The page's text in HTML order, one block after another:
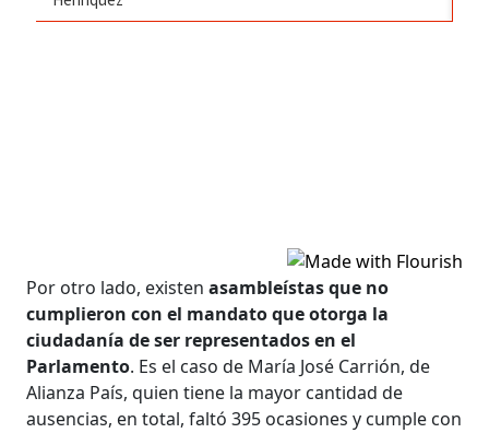
Por otro lado, existen asambleístas que no
cumplieron con el mandato que otorga la
ciudadanía de ser representados en el
Parlamento. Es el caso de María José Carrión, de
Alianza País, quien tiene la mayor cantidad de
ausencias, en total, faltó 395 ocasiones y cumple con